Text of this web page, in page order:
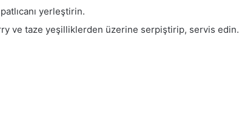
yerleştirin.
ve taze yeşilliklerden üzerine serpiştirip, servis edin.